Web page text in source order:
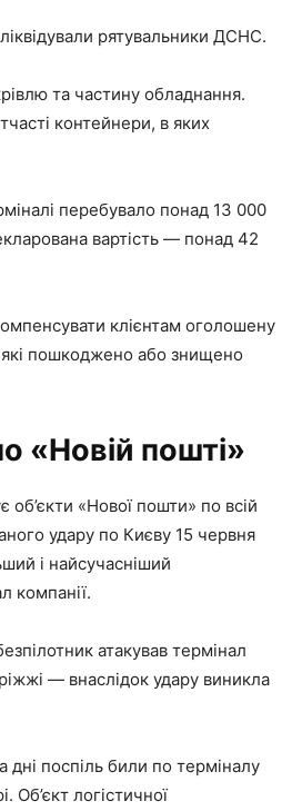
рятувальники ДСНС.
та частину обладнання.
контейнери, в яких
перебувало понад 13 000
вартість — понад 42
клієнтам оголошену
які пошкоджено або знищено
«Новій пошті»
об’єкти «Нової пошти» по всій
удару по Києву 15 червня
і найсучасніший
компанії.
атакував термінал
— внаслідок удару виникла
дні поспіль били по терміналу
Об’єкт логістичної